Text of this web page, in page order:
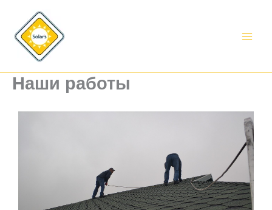
содержимому
Наши работы